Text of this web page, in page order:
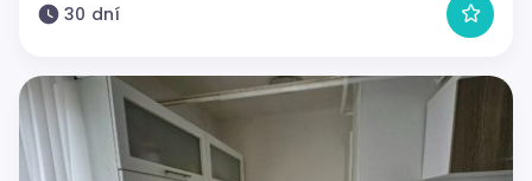
30 dní